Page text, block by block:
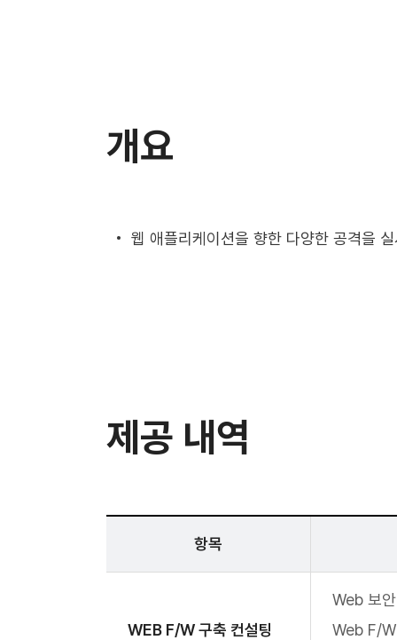
개요
웹 애플리케이션을 향한 다양한 공격을
제공 내역
항목
WEB F/W 구축 컨설팅
Web 보
Web F/